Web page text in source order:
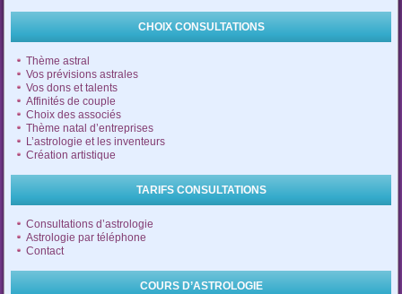
CHOIX CONSULTATIONS
Thème astral
Vos prévisions astrales
Vos dons et talents
Affinités de couple
Choix des associés
Thème natal d’entreprises
L’astrologie et les inventeurs
Création artistique
TARIFS CONSULTATIONS
Consultations d’astrologie
Astrologie par téléphone
Contact
COURS D’ASTROLOGIE